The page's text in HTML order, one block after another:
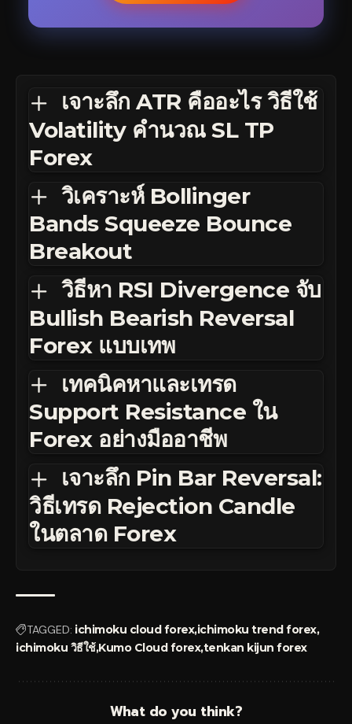
เจาะลึก ATR คืออะไร วิธีใช้
Volatility คำนวณ SL TP
Forex
วิเคราะห์ Bollinger
Bands Squeeze Bounce
Breakout
วิธีหา RSI Divergence จับ
Bullish Bearish Reversal
Forex แบบเทพ
เทคนิคหาและเทรด
Support Resistance ใน
Forex อย่างมืออาชีพ
เจาะลึก Pin Bar Reversal:
วิธีเทรด Rejection Candle
ในตลาด Forex
TAGGED: ichimoku cloud forexichimoku trend forex
ichimoku วิธีใช้Kumo Cloud forextenkan kijun forex
What do you think?